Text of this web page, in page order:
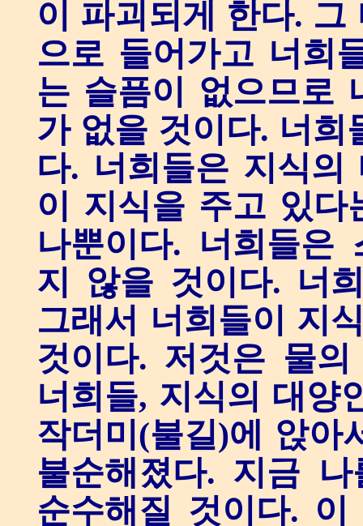
이 파괴되게 한다.
으로 들어가고 너희
는 슬픔이 없으므로
가 없을 것이다. 너희
다. 너희들은 지식의
이 지식을 주고 있
나뿐이다. 너희들은
지 않을 것이다. 너
그래서 너희들이 지
것이다. 저것은 물
너희들, 지식의 대양
작더미(불길)에 앉아
불순해졌다. 지금
순수해질 것이다.